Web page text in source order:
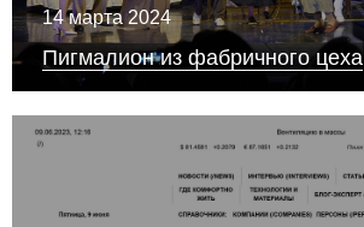
14 марта 2024
Пигмалион из фабричного цеха